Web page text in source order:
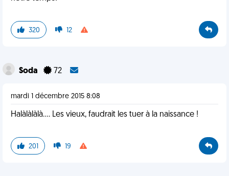
320 12
Soda 72
mardi 1 décembre 2015 8:08
Halàlàlàlà.... Les vieux, faudrait les tuer à la naissance !
201 19